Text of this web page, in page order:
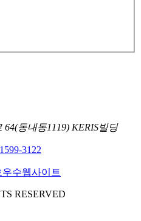
동내동1119) KERIS빌딩
1599-3122
RESERVED